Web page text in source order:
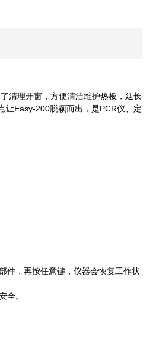
清理开窗，方便清洁维护热板，延长
让Easy-200脱颖而出，是PCR仪、定
件，再按任意键，仪器会恢复工作状
全。